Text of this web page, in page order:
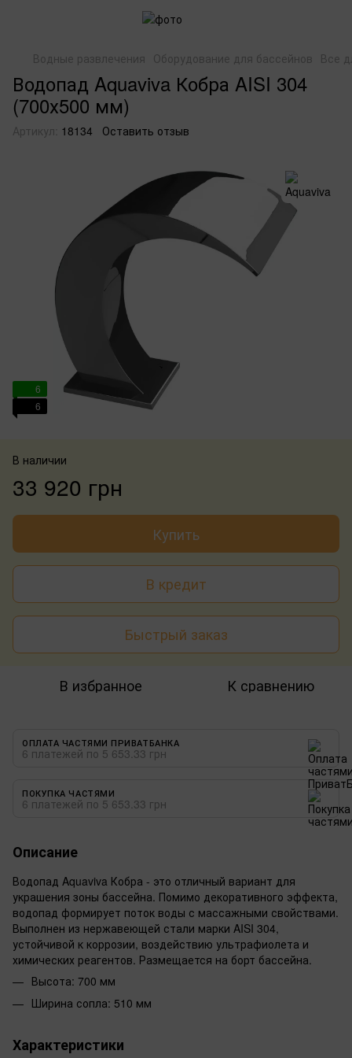
Водные развлечения Оборудование для бассейнов Все
Водопад Aquaviva Кобра AISI 304
(700х500 мм)
Артикул: 18134 Оставить отзыв
6
6
В наличии
33 920 грн
Купить
В кредит
Быстрый заказ
В избранное К сравнению
ОПЛАТА ЧАСТЯМИ ПРИВАТБАНКА
6 платежей по 5 653.33 грн
ПОКУПКА ЧАСТЯМИ
6 платежей по 5 653.33 грн
Описание
Водопад Aquaviva Кобра - это отличный вариант для
украшения зоны бассейна. Помимо декоративного эффекта,
водопад формирует поток воды с массажными свойствами.
Выполнен из нержавеющей стали марки AISI 304,
устойчивой к коррозии, воздействию ультрафиолета и
химических реагентов. Размещается на борт бассейна.
Высота: 700 мм
Ширина сопла: 510 мм
Характеристики